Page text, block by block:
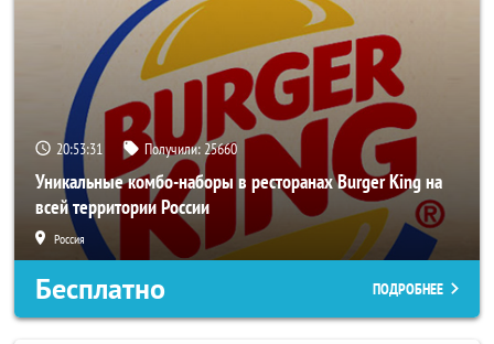
20:53:27 Получили:25660
Уникальные комбо-наборы в ресторанах Burger King на
всей территории России
Россия
Бесплатно ПОДРОБНЕЕ